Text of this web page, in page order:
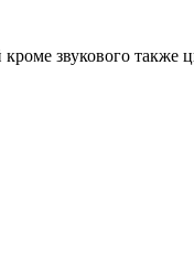
звукового также